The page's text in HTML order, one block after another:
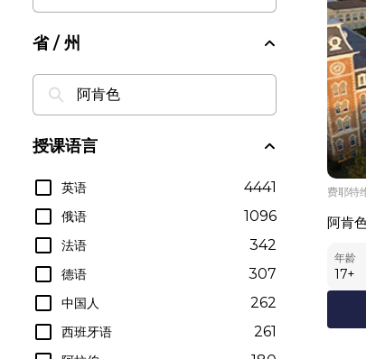
省 / 州
授课语言
英语 4441
俄语 1096
法语 342
德语 307
中国人 262
西班牙语 261
费耶特
阿肯
年龄
17+